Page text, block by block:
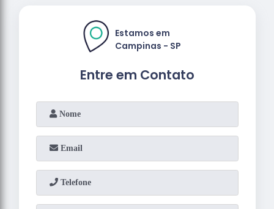
Entre em Contato
Estamos em
Campinas - SP